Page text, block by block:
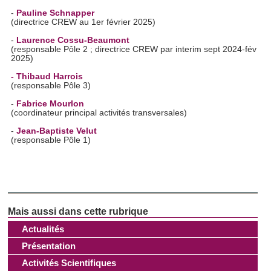
Actualités
Présentation
Activités Scientifiques
- Pauline Schnapper
(directrice CREW au 1er février 2025)
- Laurence Cossu-Beaumont
(responsable Pôle 2 ; directrice CREW par interim sept 2024-fév
2025)
- Thibaud Harrois
(responsable Pôle 3)
- Fabrice Mourlon
(coordinateur principal activités transversales)
- Jean-Baptiste Velut
(responsable Pôle 1)